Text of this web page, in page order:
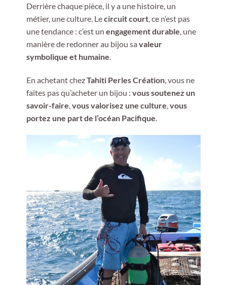
Derrière chaque pièce, il y a une histoire, un
métier, une culture. Lecircuit court, ce n’est pas
une tendance : c’est un engagement durable, une
manière de redonner au bijou sa valeur
symbolique et humaine.
En achetant chezTahiti Perles Création, vous ne
faites pas qu’acheter un bijou : vous soutenez un
savoir-faire vous valorisez une culture vous
portez une part de l’océan Pacifique